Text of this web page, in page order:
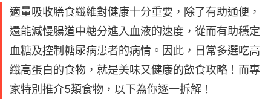
適量吸收膳食纖維對健康十分重要，除了有助通便，
還能減慢腸道中糖分進入血液的速度，從而有助穩定
血糖及控制糖尿病患者的病情。因此，日常多選吃高
纖高蛋白的食物，就是美味又健康的飲食攻略！而專
家特別推介5類食物，以下為你逐一拆解！